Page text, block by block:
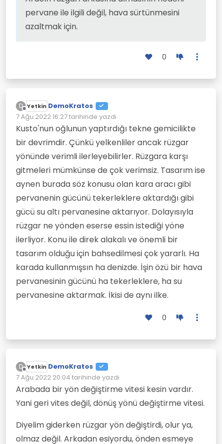
pervane ile ilgili değil, hava sürtünmesini
azaltmak için.
0
D
Çevrimdışı
Yetkin DemoKratos
7 Ağu 2022 16:27tarihinde yazdı
Son düzenleyen:
Kusto'nun oğlunun yaptırdığı tekne gemicilikte
bir devrimdir. Çünkü yelkenliler ancak rüzgar
yönünde verimli ilerleyebilirler. Rüzgara karşı
gitmeleri mümkünse de çok verimsiz. Tasarım ise
aynen burada söz konusu olan kara aracı gibi
pervanenin gücünü tekerleklere aktardığı gibi
gücü su altı pervanesine aktarıyor. Dolayısıyla
rüzgar ne yönden eserse essin istediği yöne
ilerliyor. Konu ile direk alakalı ve önemli bir
tasarım olduğu için bahsedilmesi çok yararlı. Ha
karada kullanmışsın ha denizde. İşin özü bir hava
pervanesinin gücünü ha tekerleklere, ha su
pervanesine aktarmak. İkisi de aynı ilke.
0
D
Çevrimdışı
Yetkin DemoKratos
7 Ağu 2022 20:04 tarihinde yazdı
Son düzenleyen:
Arabada bir yön değiştirme vitesi kesin vardır.
Yani geri vites değil, dönüş yönü değiştirme vitesi.
Diyelim giderken rüzgar yön değiştirdi, olur ya,
olmaz değil. Arkadan esiyordu, önden esmeye